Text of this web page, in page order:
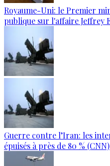
Royaume-Uni: le Premier
publique sur l'affaire Jeffrey
Guerre contre l’Iran: les
épuisés à près de 80 % (CNN)